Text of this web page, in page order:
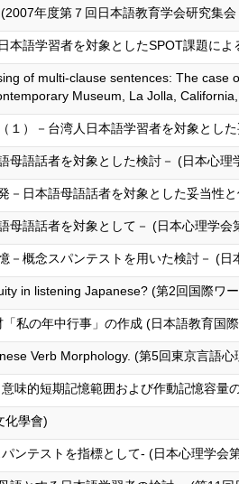
年度第７回日本語教育学会研究集
本語学習者を対象としたSPOT課題に
of multi-clause sentences: The
Museum, La Jolla,
１）－台湾人日本語学習者を対象とし
母語話者を対象とした検討－ (日本心理
－日本語母語話者を対象とした妥当性
母語話者を対象として－ (日本心理学会
－概念スパンテストを用いた検討－ (日
in listening Japanese? (第2回国際ワ
私の年中行事」の作成 (日本語教育国
Verb Morphology. (第5回東京言語心
味的短期記憶範囲および作動記憶容量
化學會)
ンテストを指標として‐ (日本心理学会